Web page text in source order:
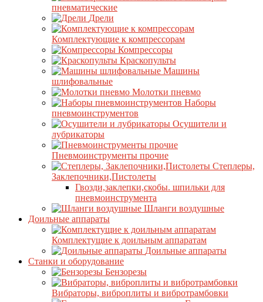
пневматические
Дрели
Комплектующие к компрессорам
Компрессоры
Краскопульты
Машины
шлифовальные
Молотки пневмо
Наборы
пневмоинструментов
Осушители и
лубрикаторы
Пневмоинструменты прочие
Степлеры,
Заклепочники,Пистолеты
Гвозди,заклепки,скобы. шпильки для
пневмоинструмента
Шланги воздушные
Доильные аппараты
Комплектущие к доильным аппаратам
Доильные аппараты
Станки и оборудование
Бензорезы
Вибраторы, виброплиты и вибротрамбовки